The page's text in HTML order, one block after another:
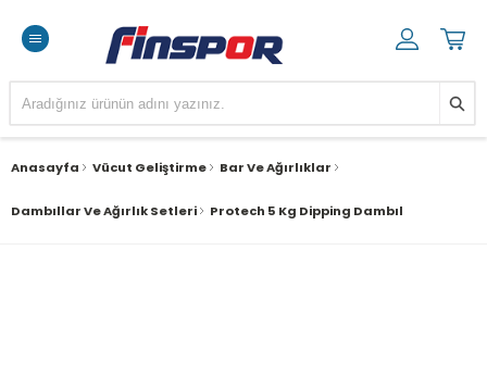
Anasayfa Vücut Geliştirme Bar Ve Ağırlıklar
Dambıllar Ve Ağırlık Setleri Protech 5 Kg Dipping Dambıl